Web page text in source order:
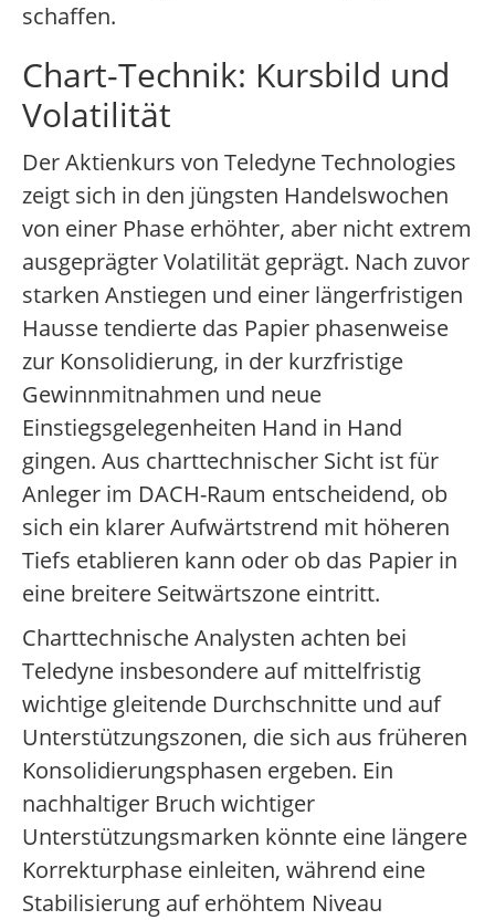
schaffen.
Chart-Technik: Kursbild und
Volatilität
Der Aktienkurs von Teledyne Technologies
zeigt sich in den jüngsten Handelswochen
von einer Phase erhöhter, aber nicht extrem
ausgeprägter Volatilität geprägt. Nach zuvor
starken Anstiegen und einer längerfristigen
Hausse tendierte das Papier phasenweise
zur Konsolidierung, in der kurzfristige
Gewinnmitnahmen und neue
Einstiegsgelegenheiten Hand in Hand
gingen. Aus charttechnischer Sicht ist für
Anleger im DACH-Raum entscheidend, ob
sich ein klarer Aufwärtstrend mit höheren
Tiefs etablieren kann oder ob das Papier in
eine breitere Seitwärtszone eintritt.
Charttechnische Analysten achten bei
Teledyne insbesondere auf mittelfristig
wichtige gleitende Durchschnitte und auf
Unterstützungszonen, die sich aus früheren
Konsolidierungsphasen ergeben. Ein
nachhaltiger Bruch wichtiger
Unterstützungsmarken könnte eine längere
Korrekturphase einleiten, während eine
Stabilisierung auf erhöhtem Niveau